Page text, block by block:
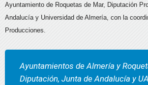
Ayuntamiento de Roquetas de Mar, Diputación
Andalucía y Universidad de Almería, con la
Producciones.
Ayuntamientos de Almería y
Diputación, Junta de Andalucía y